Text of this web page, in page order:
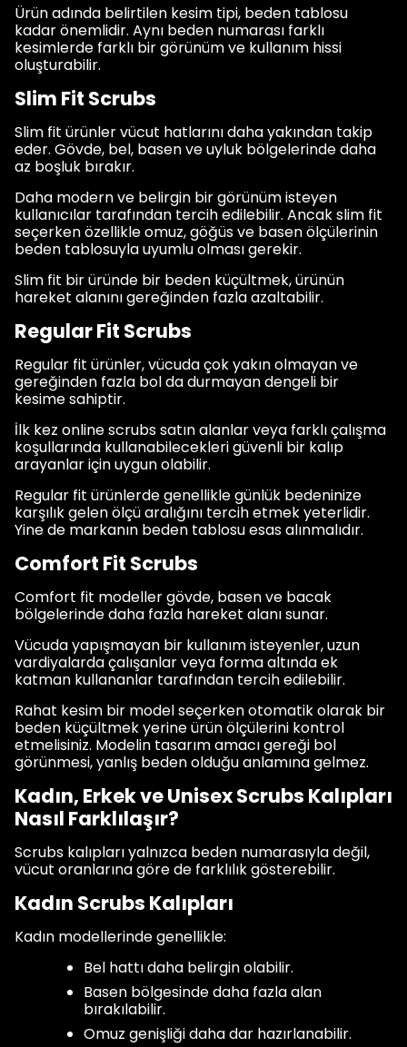
Ürün adında belirtilen kesim tipi, beden tablosu
kadar önemlidir. Aynı beden numarası farklı
kesimlerde farklı bir görünüm ve kullanım hissi
oluşturabilir.
Slim Fit Scrubs
Slim fit ürünler vücut hatlarını daha yakından takip
eder. Gövde, bel, basen ve uyluk bölgelerinde daha
az boşluk bırakır.
Daha modern ve belirgin bir görünüm isteyen
kullanıcılar tarafından tercih edilebilir. Ancak slim fit
seçerken özellikle omuz, göğüs ve basen ölçülerinin
beden tablosuyla uyumlu olması gerekir.
Slim fit bir üründe bir beden küçültmek, ürünün
hareket alanını gereğinden fazla azaltabilir.
Regular Fit Scrubs
Regular fit ürünler, vücuda çok yakın olmayan ve
gereğinden fazla bol da durmayan dengeli bir
kesime sahiptir.
İlk kez online scrubs satın alanlar veya farklı çalışma
koşullarında kullanabilecekleri güvenli bir kalıp
arayanlar için uygun olabilir.
Regular fit ürünlerde genellikle günlük bedeninize
karşılık gelen ölçü aralığını tercih etmek yeterlidir.
Yine de markanın beden tablosu esas alınmalıdır.
Comfort Fit Scrubs
Comfort fit modeller gövde, basen ve bacak
bölgelerinde daha fazla hareket alanı sunar.
Vücuda yapışmayan bir kullanım isteyenler, uzun
vardiyalarda çalışanlar veya forma altında ek
katman kullananlar tarafından tercih edilebilir.
Rahat kesim bir model seçerken otomatik olarak bir
beden küçültmek yerine ürün ölçülerini kontrol
etmelisiniz. Modelin tasarım amacı gereği bol
görünmesi, yanlış beden olduğu anlamına gelmez.
Kadın, Erkek ve Unisex Scrubs Kalıpları
Nasıl Farklılaşır?
Scrubs kalıpları yalnızca beden numarasıyla değil,
vücut oranlarına göre de farklılık gösterebilir.
Kadın Scrubs Kalıpları
Kadın modellerinde genellikle:
Bel hattı daha belirgin olabilir.
Basen bölgesinde daha fazla alan
bırakılabilir.
Omuz genişliği daha dar hazırlanabilir.